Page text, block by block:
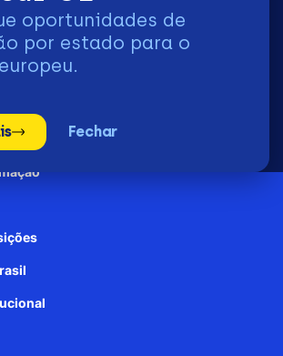
oportunidades de
por estado para o
Fechar
Direitos Reservados - ApexBrasil